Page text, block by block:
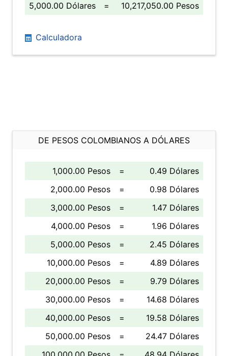
5,000.00 Dólares
= 10,217,050.00 Pesos
Calculadora
DE PESOS COLOMBIANOS A DÓLARES
1,000.00 Pesos =
0.49 Dólares
2,000.00 Pesos
=
0.98 Dólares
3,000.00 Pesos
=
1.47 Dólares
4,000.00 Pesos
=
1.96 Dólares
5,000.00 Pesos
=
2.45 Dólares
10,000.00 Pesos
=
4.89 Dólares
20,000.00 Pesos
=
9.79 Dólares
30,000.00 Pesos
=
14.68 Dólares
40,000.00 Pesos
=
19.58 Dólares
50,000.00 Pesos
=
24.47 Dólares